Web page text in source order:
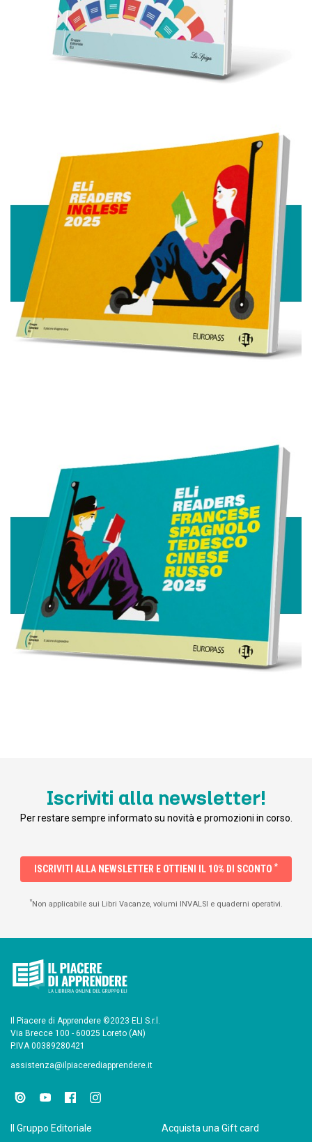
Iscriviti alla newsletter!
Per restare sempre informato su novità e promozioni in corso.
ISCRIVITI ALLA NEWSLETTER E OTTIENI IL 10% DI SCONTO *
*Non applicabile sui Libri Vacanze, volumi INVALSI e quaderni operativi.
Il Piacere di Apprendere ©2023 ELI S.r.l.
Via Brecce 100 - 60025 Loreto (AN)
P.IVA 00389280421
assistenza@ilpiacerediapprendere.it
Il Gruppo Editoriale Acquista una Gift card